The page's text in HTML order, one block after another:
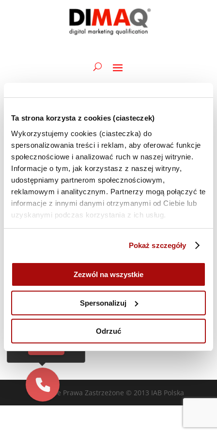
Ta strona korzysta z cookies (ciasteczek)
Wykorzystujemy cookies (ciasteczka) do
spersonalizowania treści i reklam, aby oferować funkcje
społecznościowe i analizować ruch w naszej witrynie.
Informacje o tym, jak korzystasz z naszej witryny,
udostępniamy partnerom społecznościowym,
reklamowym i analitycznym. Partnerzy mogą połączyć te
informacje z innymi danymi otrzymanymi od Ciebie lub
uzyskanymi podczas korzystania z ich usług.
Pokaż szczegóły
Zezwól na wszystkie
Spersonalizuj
Odrzuć
Wydarzenia
for
17
października
2023
po
i
17.10.2023
Wybierz
datę.
Trwające
Akademia DIMAQ Basic | M.Bartołd | 09-18.10 |
szkolenie ONLINE
9 października 2023 @ 09:45-18 października 2023 @ 12:30
16 października 2023 @ 09:00-17 października 2023 @ 17:00
Poprzedni dzień Następny dzień
Wszelkie Prawa Zastrzeżone © 2013 IAB Polska
Cześć!
do Ciebie za darmo
TAK